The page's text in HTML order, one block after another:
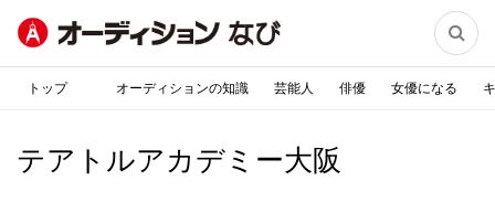

トップ オーディションの知識 芸能人 俳優 女優になる
テアトルアカデミー大阪